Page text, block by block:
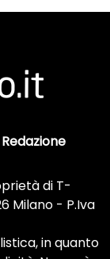
Redazione
di T-
Milano - P.Iva
in quanto